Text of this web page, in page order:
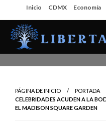
al
contenido
Inicio CDMX Economía
PÁGINA DE INICIO
PORTADA
CELEBRIDADES ACUDEN A LA
EL MADISON SQUARE GARDEN